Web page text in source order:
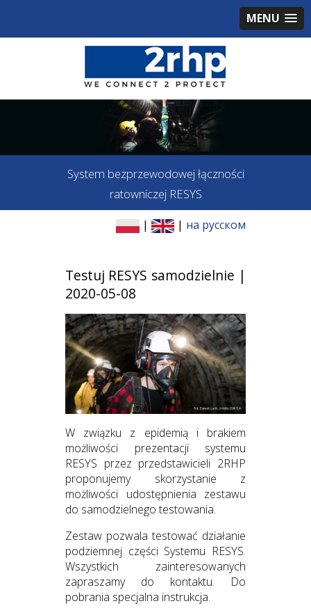
MENU
System bezprzewodowej łączności
ratowniczej RESYS
| | на русском
Testuj RESYS samodzielnie |
2020-05-08
W związku z epidemią i brakiem
możliwości prezentacji systemu
RESYS przez przedstawicieli 2RHP
proponujemy skorzystanie z
możliwości udostępnienia zestawu
do samodzielnego testowania.
Zestaw pozwala testować działanie
podziemnej części Systemu RESYS.
Wszystkich zainteresowanych
zapraszamy do kontaktu. Do
pobrania specjalna instrukcja.